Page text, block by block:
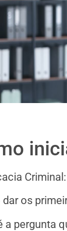
dar os
a pergunta